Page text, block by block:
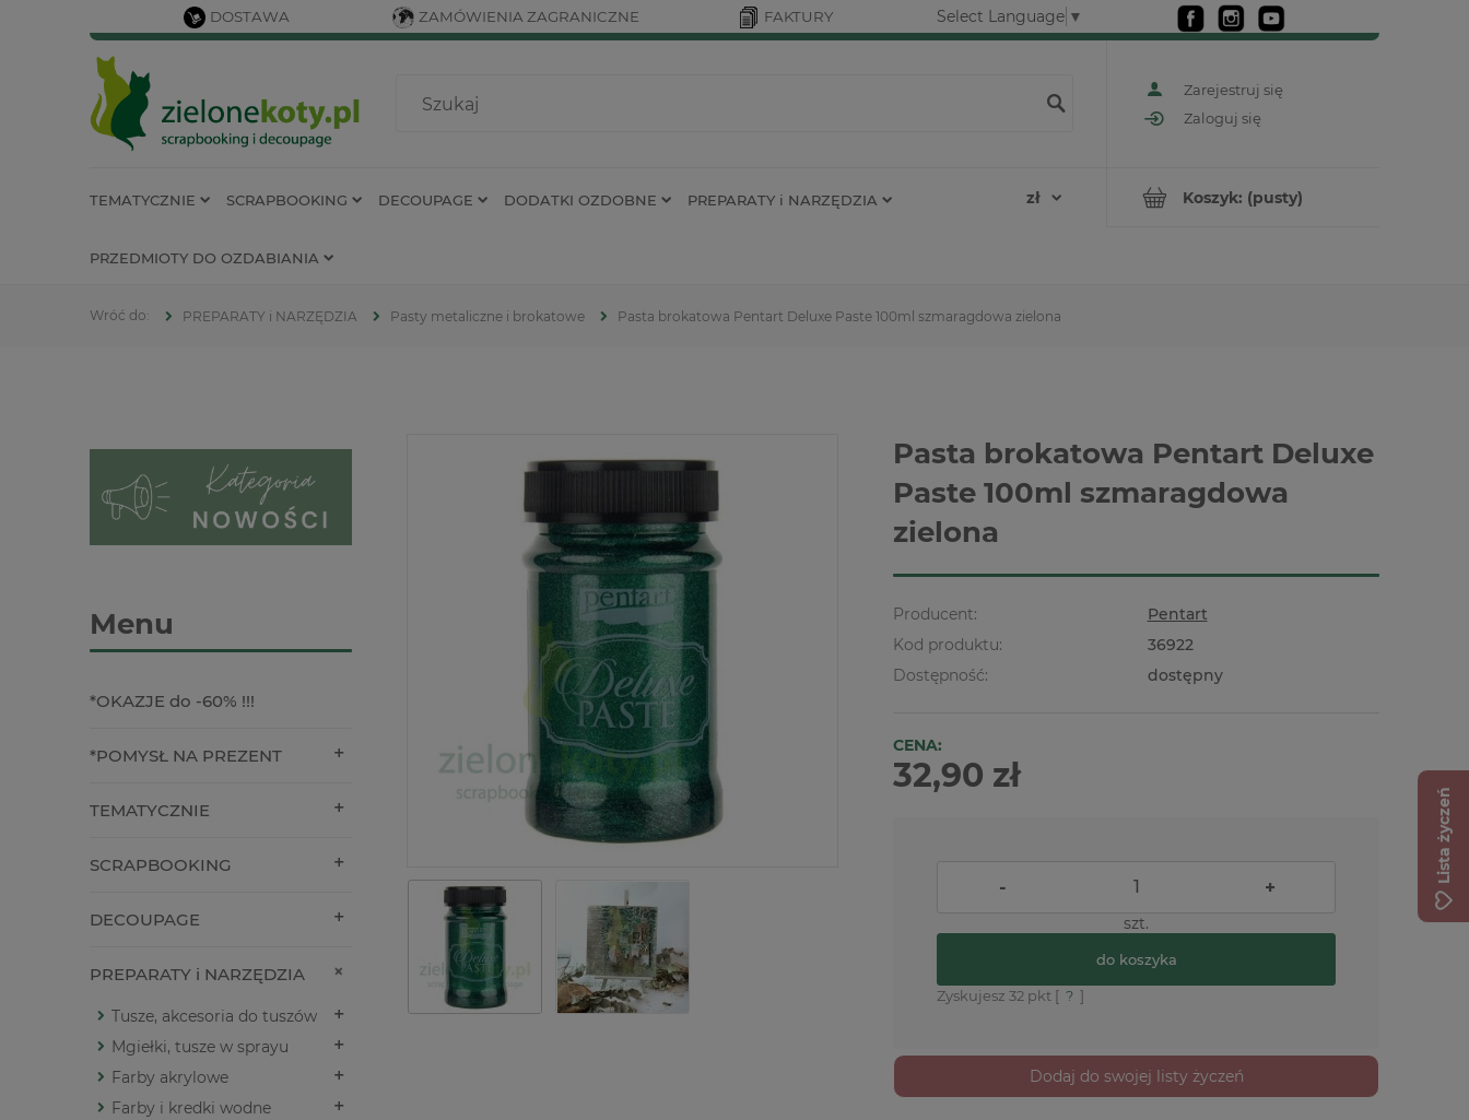
DOSTAWA ZAMÓWIENIA ZAGRANICZNE FAKTURY Select Language ▼
Zarejestruj się
Zaloguj się
Koszyk: (pusty)
TEMATYCZNIE SCRAPBOOKING DECOUPAGE DODATKI OZDOBNE PREPARATY i NARZĘDZIA
PRZEDMIOTY DO OZDABIANIA
PREPARATY i NARZĘDZIA Pasty metaliczne i brokatowe Pasta brokatowa Pentart Deluxe Paste 100ml szmaragdowa zielona
Menu
*OKAZJE do -60% !!!
*POMYSŁ NA PREZENT
TEMATYCZNIE
SCRAPBOOKING
DECOUPAGE
PREPARATY i NARZĘDZIA
Tusze, akcesoria do tuszów
Mgiełki, tusze w sprayu
Farby akrylowe
Farby i kredki wodne
Pasta brokatowa Pentart Deluxe
Paste 100ml szmaragdowa
zielona
Producent:
Pentart
Kod produktu:
36922
Dostępność:
dostępny
CENA:
32,90 zł
- +
szt.
do koszyka
Zyskujesz 32 pkt [ ? ]
Dodaj do swojej listy życzeń
Lista życzeń